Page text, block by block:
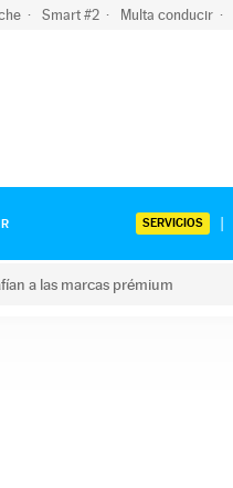
Smart #2 Multa conducir
SERVICIOS
a las marcas prémium